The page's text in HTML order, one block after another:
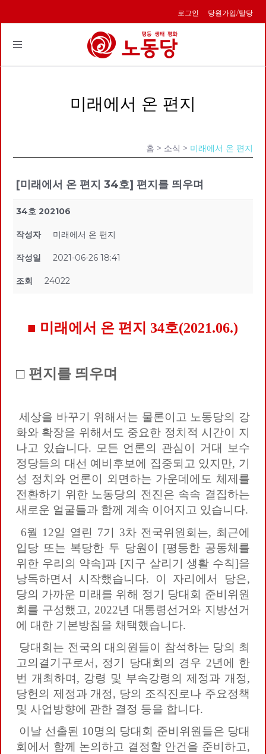
로그인 당원가입/탈당
Toggle
미래에서 온 편지
홈 > 소식 > 미래에서 온 편지
[미래에서 온 편지 34호] 편지를 띄우며
34호 202106
작성자 미래에서 온 편지
작성일 2021-06-26 18:41
조회 24022
■ 미래에서 온 편지 34호(2021.06.)
□ 편지를 띄우며
세상을 바꾸기 위해서는 물론이고 노동당의 강
화와 확장을 위해서도 중요한 정치적 시간이 지
나고 있습니다. 모든 언론의 관심이 거대 보수
정당들의 대선 예비후보에 집중되고 있지만, 기
성 정치와 언론이 외면하는 가운데에도 체제를
전환하기 위한 노동당의 전진은 속속 결집하는
새로운 얼굴들과 함께 계속 이어지고 있습니다.
6월 12일 열린 7기 3차 전국위원회는, 최근에
입당 또는 복당한 두 당원이 [평등한 공동체를
위한 우리의 약속]과 [지구 살리기 생활 수칙]을
낭독하면서 시작했습니다. 이 자리에서 당은,
당의 가까운 미래를 위해 정기 당대회 준비위원
회를 구성했고, 2022년 대통령선거와 지방선거
에 대한 기본방침을 채택했습니다.
당대회는 전국의 대의원들이 참석하는 당의 최
고의결기구로서, 정기 당대회의 경우 2년에 한
번 개최하며, 강령 및 부속강령의 제정과 개정,
당헌의 제정과 개정, 당의 조직진로나 주요정책
및 사업방향에 관한 결정 등을 합니다.
이날 선출된 10명의 당대회 준비위원들은 당대
회에서 함께 논의하고 결정할 안건을 준비하고,